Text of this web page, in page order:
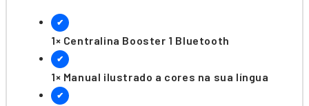
✔
1× Centralina Booster 1 Bluetooth
✔
1× Manual ilustrado a cores na sua língua
✔